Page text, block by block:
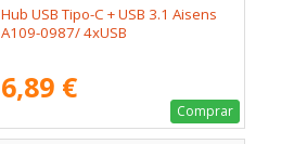
Hub USB Tipo-C + USB 3.1 Aisens
A109-0987/ 4xUSB
6,89 €
Comprar